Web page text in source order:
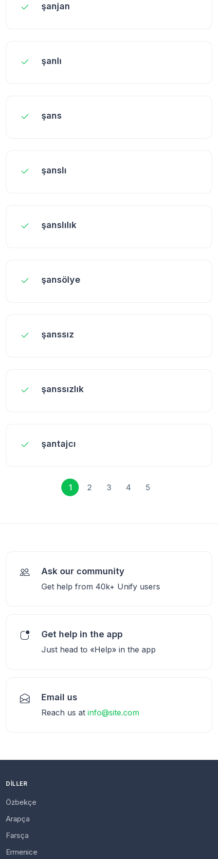
şanjan
şanlı
şans
şanslı
şanslılık
şansölye
şanssız
şanssızlık
şantajcı
1 2 3 4 5
Ask our community
Get help from 40k+ Unify users
Get help in the app
Just head to «Help» in the app
Email us
Reach us at info@site.com
DILLER
Özbekçe
Arapça
Farsça
Ermenice